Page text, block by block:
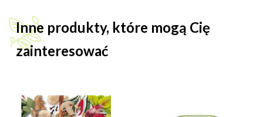
Inne produkty, które mogą Cię
zainteresować